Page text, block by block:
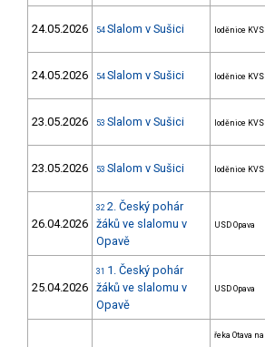
24.05.2026 54 Slalom v Sušici loděnice KVS
24.05.2026 54 Slalom v Sušici loděnice KVS
23.05.2026 53 Slalom v Sušici loděnice KVS
23.05.2026 53 Slalom v Sušici loděnice KVS
26.04.2026
32 2. Český pohár
žáků ve slalomu v
Opavě
USD Opava
25.04.2026
31 1. Český pohár
žáků ve slalomu v
Opavě
USD Opava
řeka Otava na